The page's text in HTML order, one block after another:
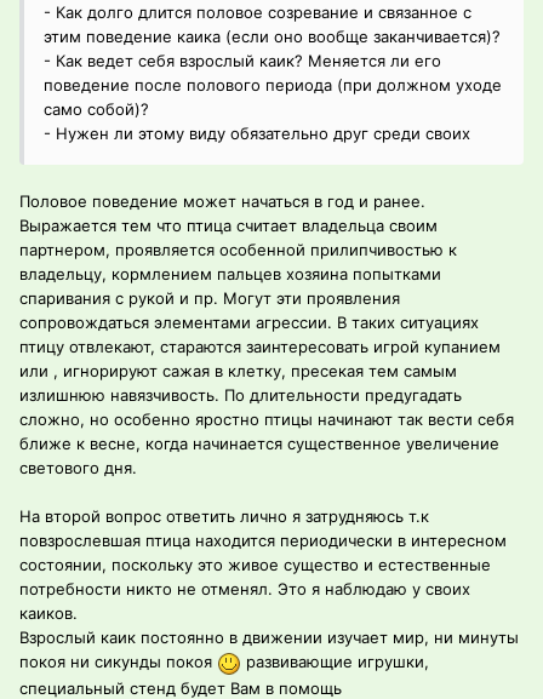
- Как долго длится половое созревание и связанное с
этим поведение каика (если оно вообще заканчивается)?
- Как ведет себя взрослый каик? Меняется ли его
поведение после полового периода (при должном уходе
само собой)?
- Нужен ли этому виду обязательно друг среди своих
Половое поведение может начаться в год и ранее.
Выражается тем что птица считает владельца своим
партнером, проявляется особенной прилипчивостью к
владельцу, кормлением пальцев хозяина попытками
спаривания с рукой и пр. Могут эти проявления
сопровождаться элементами агрессии. В таких ситуациях
птицу отвлекают, стараются заинтересовать игрой купанием
или , игнорируют сажая в клетку, пресекая тем самым
излишнюю навязчивость. По длительности предугадать
сложно, но особенно яростно птицы начинают так вести себя
ближе к весне, когда начинается существенное увеличение
светового дня.
На второй вопрос ответить лично я затрудняюсь т.к
повзрослевшая птица находится периодически в интересном
состоянии, поскольку это живое существо и естественные
потребности никто не отменял. Это я наблюдаю у своих
каиков.
Взрослый каик постоянно в движении изучает мир, ни минуты
покоя ни сикунды покоя
развивающие игрушки,
специальный стенд будет Вам в помощь